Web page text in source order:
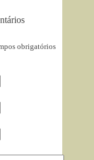
obrigatórios